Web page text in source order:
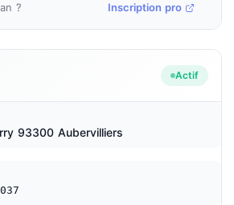
? Inscription pro
Actif
93300 Aubervilliers